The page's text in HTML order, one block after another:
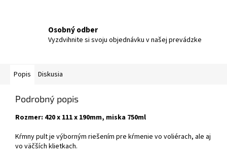
Osobný odber
Vyzdvihnite si svoju objednávku v našej prevádzke
Popis Diskusia
Podrobný popis
Rozmer: 420 x 111 x 190mm, miska 750ml
Kŕmny pult je výborným riešením pre kŕmenie vo voliérach, ale aj
vo väčších klietkach.